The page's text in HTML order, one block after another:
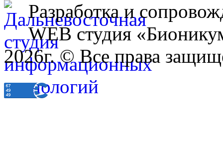
Разработка и
WEB студия
2026г. © Все права